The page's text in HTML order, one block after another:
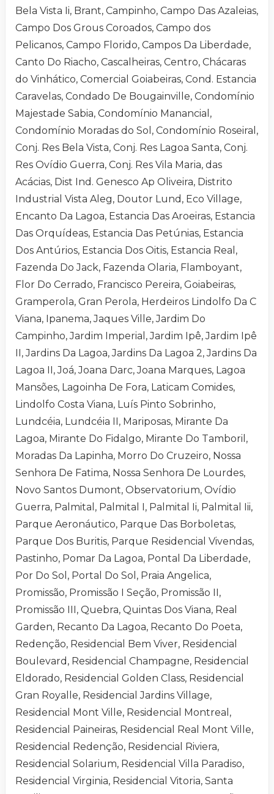
Bela Vista Ii, Brant, Campinho, Campo Das Azaleias,
Campo Dos Grous Coroados, Campo dos
Pelicanos, Campo Florido, Campos Da Liberdade,
Canto Do Riacho, Cascalheiras, Centro, Chácaras
do Vinhático, Comercial Goiabeiras, Cond. Estancia
Caravelas, Condado De Bougainville, Condomínio
Majestade Sabia, Condomínio Manancial,
Condomínio Moradas do Sol, Condomínio Roseiral,
Conj. Res Bela Vista, Conj. Res Lagoa Santa, Conj.
Res Ovídio Guerra, Conj. Res Vila Maria, das
Acácias, Dist Ind. Genesco Ap Oliveira, Distrito
Industrial Vista Aleg, Doutor Lund, Eco Village,
Encanto Da Lagoa, Estancia Das Aroeiras, Estancia
Das Orquídeas, Estancia Das Petúnias, Estancia
Dos Antúrios, Estancia Dos Oitis, Estancia Real,
Fazenda Do Jack, Fazenda Olaria, Flamboyant,
Flor Do Cerrado, Francisco Pereira, Goiabeiras,
Gramperola, Gran Perola, Herdeiros Lindolfo Da C
Viana, Ipanema, Jaques Ville, Jardim Do
Campinho, Jardim Imperial, Jardim Ipê, Jardim Ipê
II, Jardins Da Lagoa, Jardins Da Lagoa 2, Jardins Da
Lagoa II, Joá, Joana Darc, Joana Marques, Lagoa
Mansões, Lagoinha De Fora, Laticam Comides,
Lindolfo Costa Viana, Luís Pinto Sobrinho,
Lundcéia, Lundcéia II, Mariposas, Mirante Da
Lagoa, Mirante Do Fidalgo, Mirante Do Tamboril,
Moradas Da Lapinha, Morro Do Cruzeiro, Nossa
Senhora De Fatima, Nossa Senhora De Lourdes,
Novo Santos Dumont, Observatorium, Ovídio
Guerra, Palmital, Palmital I, Palmital Ii, Palmital Iii,
Parque Aeronáutico, Parque Das Borboletas,
Parque Dos Buritis, Parque Residencial Vivendas,
Pastinho, Pomar Da Lagoa, Pontal Da Liberdade,
Por Do Sol, Portal Do Sol, Praia Angelica,
Promissão, Promissão I Seção, Promissão II,
Promissão III, Quebra, Quintas Dos Viana, Real
Garden, Recanto Da Lagoa, Recanto Do Poeta,
Redenção, Residencial Bem Viver, Residencial
Boulevard, Residencial Champagne, Residencial
Eldorado, Residencial Golden Class, Residencial
Gran Royalle, Residencial Jardins Village,
Residencial Mont Ville, Residencial Montreal,
Residencial Paineiras, Residencial Real Mont Ville,
Residencial Redenção, Residencial Riviera,
Residencial Solarium, Residencial Villa Paradiso,
Residencial Virginia, Residencial Vitoria, Santa